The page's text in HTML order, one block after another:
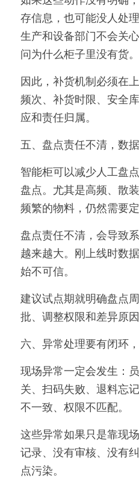
存信息，也可能没人处
生产和设备部门不会关
问为什么柜子里没有货。
因此，补货机制必须在
频次、补货时限、安全
应和责任归属。
五、盘点责任不清，数
智能柜可以减少人工盘
盘点。尤其是高频、散
频繁的物料，仍然需要
盘点责任不清，会导致
越来越大。刚上线时数
始不可信。
建议试点期就明确盘点
批、调整权限和差异原因
六、异常处理要有闭环
现场异常一定会发生：
关、扫码失败、退料忘
不一致、权限不匹配。
这些异常如果只是靠现
记录、没有审核、没有
点污染。